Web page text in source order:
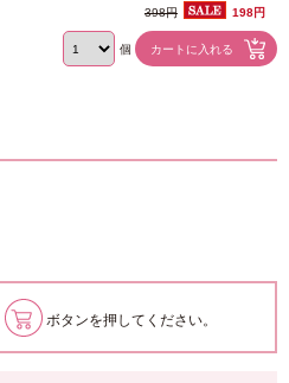
398円 198円
個
ボタンを押してください。